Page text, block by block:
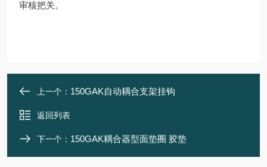
审核把关。
上一个： 150GAK自动耦合支架挂钩
返回列表
下一个： 150GAK耦合器型面垫圈 胶垫